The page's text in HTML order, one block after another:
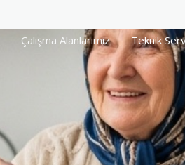
Çalışma Alanlarımız Teknik